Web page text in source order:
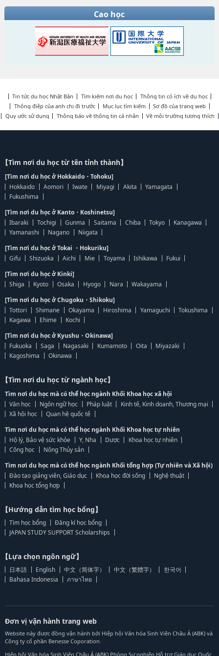
Cao học
Tin tức du học Nhật Bản Tìm kiếm nơi du học
Thông tin có ích về du học
Thông điệp của anh chị đi trước
Mục lục tìm kiếm
Sơ đồ của trang web
Quy ước sử dụng
Thông báo về thông tin cá nhân Về môi trường tương thích
【Tìm nơi du học từ tên tỉnh thành】
[Tìm nơi du học ở Hokkaido・Tohoku]
Hokkaido
Aomori Iwate Miyagi Akita
Yamagata
Fukushima
[Tìm nơi du học ở Kanto・Koshinetsu]
Ibaraki
Tochigi Gunma Saitama Chiba Tokyo
Kanagawa
Yamanashi
Nagano
Niigata
[Tìm nơi du học ở Tokai ・Hokuriku]
Gifu
Shizuoka Aichi Mie Toyama Ishikawa
Fukui
[Tìm nơi du học ở Kinki]
Shiga
Kyoto Osaka Hyogo Nara
Wakayama
[Tìm nơi du học ở Chugoku・Shikoku]
Tottori
Shimane Okayama Hiroshima Yamaguchi
Tokushima
Kagawa
Ehime
Kochi
[Tìm nơi du học ở Kyushu・Okinawa]
Fukuoka
Saga Nagasaki Kumamoto Oita
Miyazaki
Kagoshima
Okinawa
【Tìm nơi du học từ ngành học】
Tìm nơi du học mà có thể học ngành Khối Khoa học xã hội
Văn học
Ngôn ngữ học Pháp luật
Kinh tế, Kinh doanh, Thương mại
Xã hội học
Quan hệ quốc tế
Tìm nơi du học mà có thể học ngành Khối Khoa học tự nhiên
Hộ lý, Bảo vệ sức khỏe
Y, Nha Dược
Khoa học tự nhiên
Công học
Nông Thủy sản
Tìm nơi du học mà có thể học ngành Khối tổng hợp (Tự nhiên và Xã hội)
Đào tạo giảng viên, Giáo dục
Khoa học đời sống
Nghệ thuật
Khoa học tổng hợp
【Hướng dẫn tìm học bổng】
Tìm học bổng
Đăng kí học bổng
JAPAN STUDY SUPPORT Scholarships
【Lựa chọn ngôn ngữ】
日本語 English 中文（简体字） 中文（繁體字）
한국어
Bahasa Indonesia
ภาษาไทย
Đơn vị vận hành trang web
Website này được đồng vận hành bởi Hiệp hội Văn hóa Sinh Viên Châu Á (ABK) và
Công ty cổ phần Benesse Coporation.
Hiệp hội Văn hóa Sinh Viên Châu Á (ABK) Phòng Sự nghiệp Hỗ trợ Giáo dục Quốc